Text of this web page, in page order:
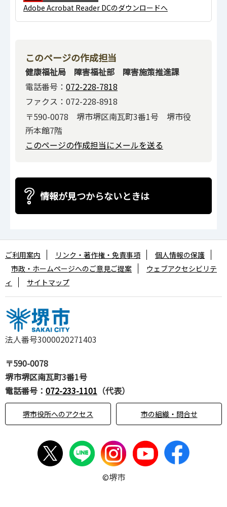
Adobe Acrobat Reader DCのダウンロードへ
このページの作成担当
健康福祉局 障害福祉部 障害施策推進課
電話番号： 072-228-7818
ファクス：072-228-8918
〒590-0078 堺市堺区南瓦町3番1号 堺市役
所本館7階
このページの作成担当にメールを送る
情報が見つからないときは
法人番号3000020271403
〒590-0078
堺市堺区南瓦町3番1号
電話番号： 072-233-1101 （代表）
堺市役所へのアクセス 市の組織・問合せ
ご利用案内 リンク・著作権・免責事項
個人情報の保護
市政・ホームページへのご意見ご提案
ウェブアクセシビリテ
ィ
サイトマップ
©堺市